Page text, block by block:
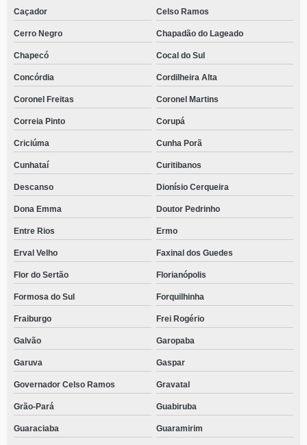
Caçador Celso Ramos
Cerro Negro Chapadão do Lageado
Chapecó Cocal do Sul
Concórdia Cordilheira Alta
Coronel Freitas Coronel Martins
Correia Pinto Corupá
Criciúma Cunha Porã
Cunhataí Curitibanos
Descanso Dionísio Cerqueira
Dona Emma Doutor Pedrinho
Entre Rios Ermo
Erval Velho Faxinal dos Guedes
Flor do Sertão Florianópolis
Formosa do Sul Forquilhinha
Fraiburgo Frei Rogério
Galvão Garopaba
Garuva Gaspar
Governador Celso Ramos Gravatal
Grão-Pará Guabiruba
Guaraciaba Guaramirim